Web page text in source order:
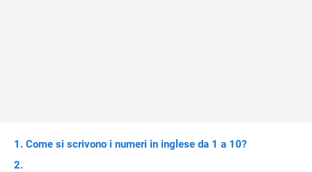
Come si scrivono i numeri in inglese da 1 a 10?